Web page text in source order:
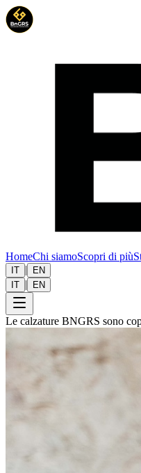
HomeChi siamoScopri di più
IT |
EN
IT | EN
Le calzature BNGRS sono